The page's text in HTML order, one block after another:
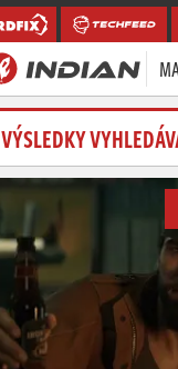
VÝSLEDKY